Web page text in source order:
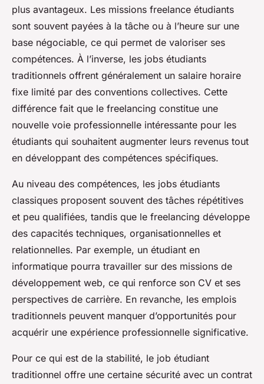
plus avantageux. Les missions freelance étudiants
sont souvent payées à la tâche ou à l’heure sur une
base négociable, ce qui permet de valoriser ses
compétences. À l’inverse, les jobs étudiants
traditionnels offrent généralement un salaire horaire
fixe limité par des conventions collectives. Cette
différence fait que le freelancing constitue une
nouvelle voie professionnelle intéressante pour les
étudiants qui souhaitent augmenter leurs revenus tout
en développant des compétences spécifiques.
Au niveau des compétences, les jobs étudiants
classiques proposent souvent des tâches répétitives
et peu qualifiées, tandis que le freelancing développe
des capacités techniques, organisationnelles et
relationnelles. Par exemple, un étudiant en
informatique pourra travailler sur des missions de
développement web, ce qui renforce son CV et ses
perspectives de carrière. En revanche, les emplois
traditionnels peuvent manquer d’opportunités pour
acquérir une expérience professionnelle significative.
Pour ce qui est de la stabilité, le job étudiant
traditionnel offre une certaine sécurité avec un contrat